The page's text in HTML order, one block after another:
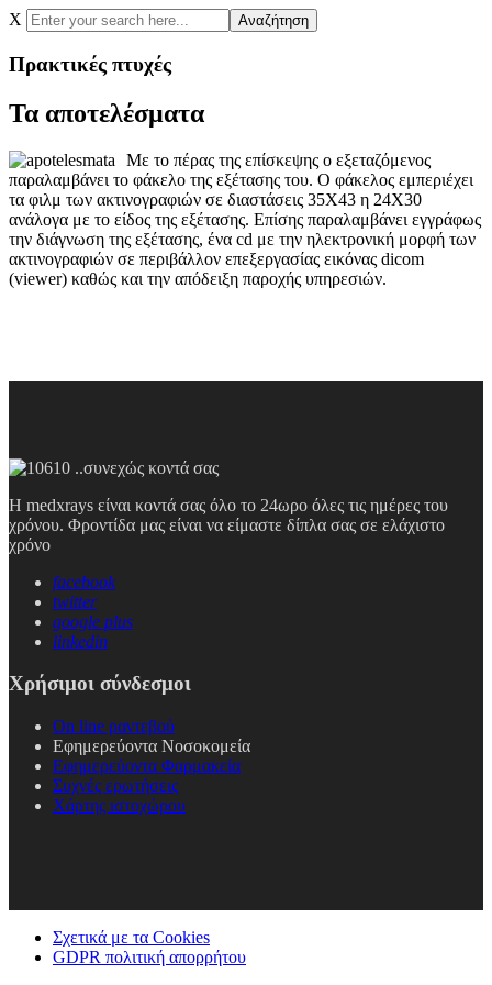
X Αναζήτηση
Πρακτικές πτυχές
Τα αποτελέσματα
Με το πέρας της επίσκεψης ο εξεταζόμενος
παραλαμβάνει το φάκελο της εξέτασης του. Ο φάκελος εμπεριέχει
τα φιλμ των ακτινογραφιών σε διαστάσεις 35Χ43 η 24Χ30
ανάλογα με το είδος της εξέτασης. Επίσης παραλαμβάνει εγγράφως
την διάγνωση της εξέτασης, ένα cd με την ηλεκτρονική μορφή των
ακτινογραφιών σε περιβάλλον επεξεργασίας εικόνας dicom
(viewer) καθώς και την απόδειξη παροχής υπηρεσιών.
Η medxrays είναι κοντά σας όλο το 24ωρο όλες τις ημέρες του
χρόνου. Φροντίδα μας είναι να είμαστε δίπλα σας σε ελάχιστο
χρόνο
facebook
twitter
google plus
linkedin
Χρήσιμοι σύνδεσμοι
On line ραντεβού
Εφημερεύοντα Νοσοκομεία
Εφημερεύοντα Φαρμακεία
Συχνές ερωτήσεις
Χάρτης ιστοχώρου
Σχετικά με τα Cookies
GDPR πολιτική απορρήτου